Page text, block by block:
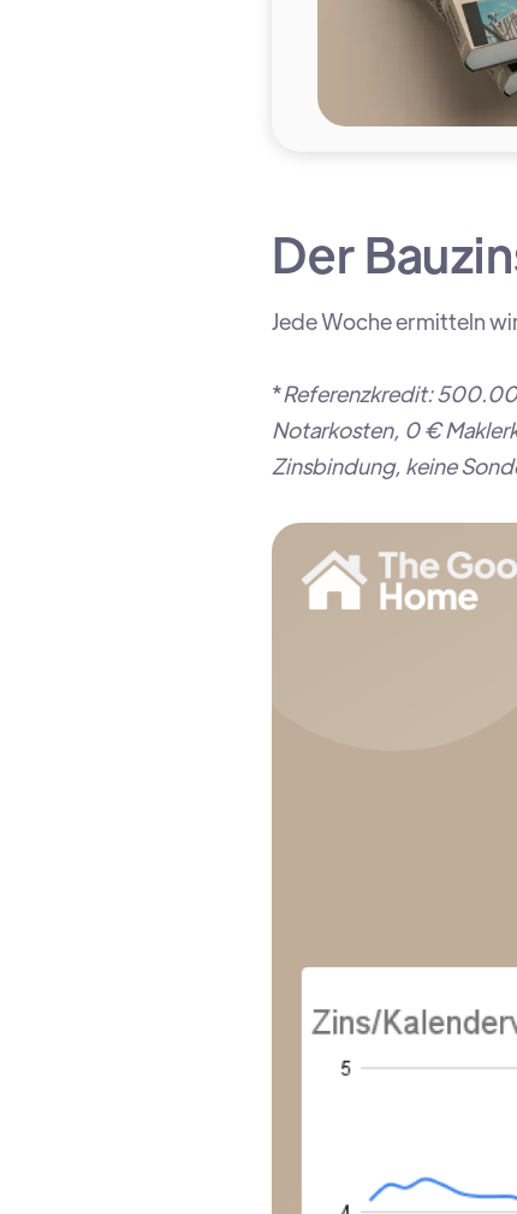
Der
Jede Woche ermitteln
*Referenzkredit:
Notarkosten, 0 €
Zinsbindung, keine